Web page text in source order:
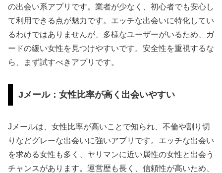
の出会い系アプリです。業者が少なく、初心者でも安心し
て利用できる点が魅力です。エッチな出会いに特化してい
るわけではありませんが、多様なユーザーがいるため、ガ
ードの緩い女性を見つけやすいです。安全性を重視するな
ら、まず試すべきアプリです。
Jメール：女性比率が高く出会いやすい
Jメールは、女性比率が高いことで知られ、不倫や割り切
りなどグレーな出会いに強いアプリです。エッチな出会い
を求める女性も多く、ヤリマンに近い属性の女性と出会う
チャンスがあります。運営歴も長く、信頼性が高いため、